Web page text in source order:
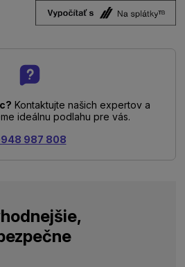
Kontaktujte našich expertov a
ideálnu podlahu pre vás.
987 808